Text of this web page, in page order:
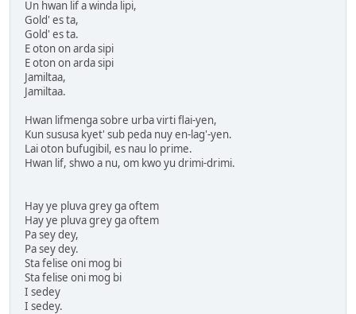
Un hwan lif a winda lipi,
Gold' es ta,
Gold' es ta.
E oton on arda sipi
E oton on arda sipi
Jamiltaa,
Jamiltaa.
Hwan lifmenga sobre urba virti flai-yen,
Kun sususa kyet' sub peda nuy en-lag'-yen.
Lai oton bufugibil, es nau lo prime.
Hwan lif, shwo a nu, om kwo yu drimi-drimi.
Hay ye pluva grey ga oftem
Hay ye pluva grey ga oftem
Pa sey dey,
Pa sey dey.
Sta felise oni mog bi
Sta felise oni mog bi
I sedey
I sedey.